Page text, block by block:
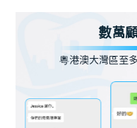
數萬
粵港澳大灣區至